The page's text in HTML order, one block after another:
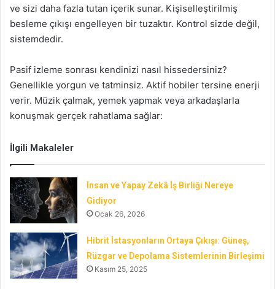
ve sizi daha fazla tutan içerik sunar. Kişiselleştirilmiş
besleme çıkışı engelleyen bir tuzaktır. Kontrol sizde değil,
sistemdedir.
Pasif izleme sonrası kendinizi nasıl hissedersiniz?
Genellikle yorgun ve tatminsiz. Aktif hobiler tersine enerji
verir. Müzik çalmak, yemek yapmak veya arkadaşlarla
konuşmak gerçek rahatlama sağlar:
İlgili Makaleler
İnsan ve Yapay Zekâ İş Birliği Nereye
Gidiyor
Ocak 26, 2026
Hibrit İstasyonların Ortaya Çıkışı: Güneş,
Rüzgar ve Depolama Sistemlerinin Birleşimi
Kasım 25, 2025